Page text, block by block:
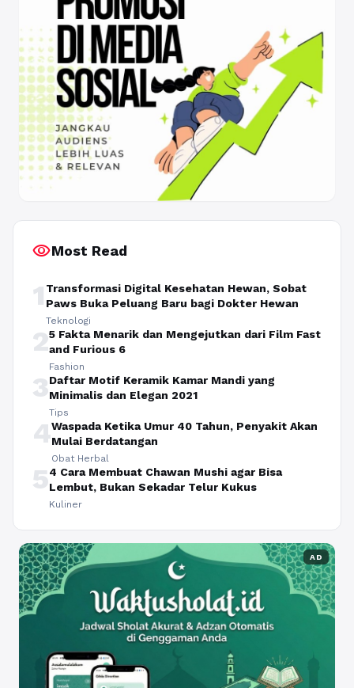
visibilityMost Read
1 Transformasi Digital Kesehatan Hewan, Sobat
Paws Buka Peluang Baru bagi Dokter Hewan
Teknologi
25 Fakta Menarik dan Mengejutkan dari Film Fast
and Furious 6
Fashion
3Daftar Motif Keramik Kamar Mandi yang
Minimalis dan Elegan 2021
Tips
4Waspada Ketika Umur 40 Tahun, Penyakit Akan
Mulai Berdatangan
Obat Herbal
54 Cara Membuat Chawan Mushi agar Bisa
Lembut, Bukan Sekadar Telur Kukus
Kuliner
AD